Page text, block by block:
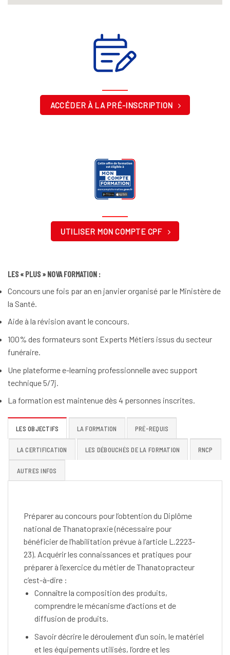
ACCÉDER À LA PRÉ-INSCRIPTION
UTILISER MON COMPTE CPF
LES « PLUS » NOVA FORMATION :
Concours une fois par an en janvier organisé par le Ministère de
la Santé.
Aide à la révision avant le concours.
100% des formateurs sont Experts Métiers issus du secteur
funéraire.
Une plateforme e-learning professionnelle avec support
technique 5/7j.
La formation est maintenue dès 4 personnes inscrites.
LES OBJECTIFS LA FORMATION PRÉ-REQUIS
LA CERTIFICATION LES DÉBOUCHÉS DE LA FORMATION RNCP
AUTRES INFOS
Préparer au concours pour l’obtention du Diplôme
national de Thanatopraxie (nécessaire pour
bénéficier de l’habilitation prévue à l’article L.2223-
23). Acquérir les connaissances et pratiques pour
préparer à l’exercice du métier de Thanatopracteur
c’est-à-dire :
Connaître la composition des produits,
comprendre le mécanisme d’actions et de
diffusion de produits.
Savoir décrire le déroulement d’un soin, le matériel
et les équipements utilisés, l’ordre et les